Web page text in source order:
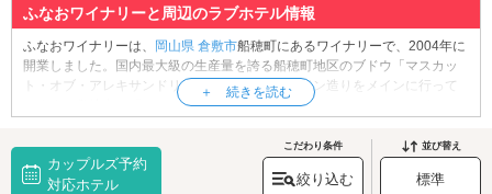
ふなおワイナリーと周辺のラブホテル情報
ふなおワイナリーは、 岡山県 倉敷市船穂町にあるワイナリーで、2004年に
開業しました。国内最大級の生産量を誇る船穂町地区のブドウ「マスカッ
ト・オブ・アレキサンドリア」を使用した白ワイン造りをメインに行って
います。敷地内の「ショップ・試飲スペース」では、マスカットワインの
倉敷市を一望できる展望台にも行ってみましょう。豊かな自然に囲まれた
ワイナリーでゆったりとした時間をお過ごしください。
ふなおワイナリーへは、
倉敷市街エリアのラブホテルからもアクセスが便
カップルズ予約
対応ホテル
こだわり条件
絞り込む
並び替え
標準